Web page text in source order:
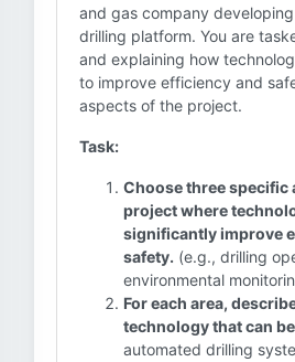
and gas company
drilling platform. You are
and explaining how
to improve efficiency and
aspects of the project.
Task:
Choose three specific
project where
significantly improve
safety. (e.g., drilling
environmental
For each area,
technology that can
automated drilling